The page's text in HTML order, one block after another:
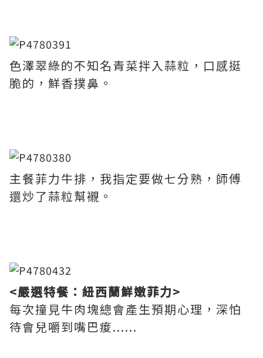
色澤翠綠的不知名青菜拌入蒜粒，口感挺
脆的，鮮香撲鼻。
主餐菲力牛排，我指定要做七分熟，師傅
還炒了蒜粒幫襯。
<嚴選特餐：紐西蘭鮮嫩菲力>
每次撞見牛肉塊總會產生預期心理，深怕
待會兒嚼到嘴巴痠......